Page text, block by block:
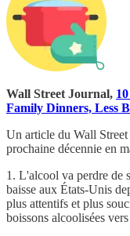
Wall Street Journal,
Family Dinners, Less
Un article du Wall Street
prochaine décennie en
1. L'alcool va perdre de
baisse aux États-Unis
plus attentifs et plus
boissons alcoolisées